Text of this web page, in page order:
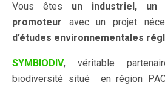
Vous êtes un industriel, un
promoteur avec un projet
d’études environnementales
SYMBIODIV, véritable
biodiversité situé en région